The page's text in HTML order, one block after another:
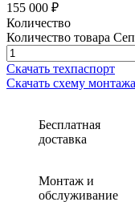
155 000 ₽
Количество
Количество товара
Скачать техпаспорт
Скачать схему монтажа
Бесплатная
доставка
Монтаж и
обслуживание